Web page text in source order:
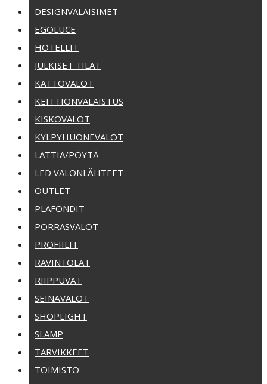
DESIGNVALAISIMET
EGOLUCE
HOTELLIT
JULKISET TILAT
KATTOVALOT
KEITTIÖNVALAISTUS
KISKOVALOT
KYLPYHUONEVALOT
LATTIA/PÖYTÄ
LED VALONLÄHTEET
OUTLET
PLAFONDIT
PORRASVALOT
PROFIILIT
RAVINTOLAT
RIIPPUVAT
SEINÄVALOT
SHOPLIGHT
SLAMP
TARVIKKEET
TOIMISTO